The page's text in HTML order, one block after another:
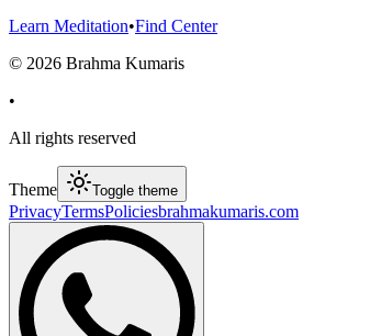
Learn Meditation•Find Center
© 2026 Brahma Kumaris
•
All rights reserved
Theme Toggle theme
PrivacyTermsPoliciesbrahmakumaris.com